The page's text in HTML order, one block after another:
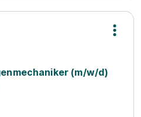
(m/w/d)